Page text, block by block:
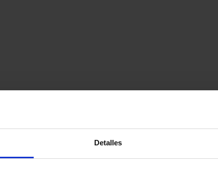
Detalles